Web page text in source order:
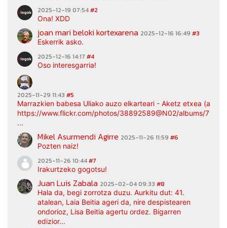
2025-12-19 07:54#2
Ona! XDD
joan mari beloki kortexarena 2025-12-16 16:49 #3
Eskerrik asko.
2025-12-16 14:17 #4
Oso interesgarria!
2025-11-29 11:43 #5
Marrazkien babesa Uliako auzo elkarteari - Aketz etxea
https://www.flickr.com/photos/38892589@N02/albums/
...
Mikel Asurmendi Agirre 2025-11-26 11:59 #6
Pozten naiz!
2025-11-26 10:44#7
Irakurtzeko gogotsu!
Juan Luis Zabala 2025-02-04 09:33 #8
Hala da, begi zorrotza duzu. Aurkitu dut: 41.
atalean, Laia Beitia ageri da, nire despistearen
ondorioz, Lisa Beitia agertu ordez. Bigarren
edizior...